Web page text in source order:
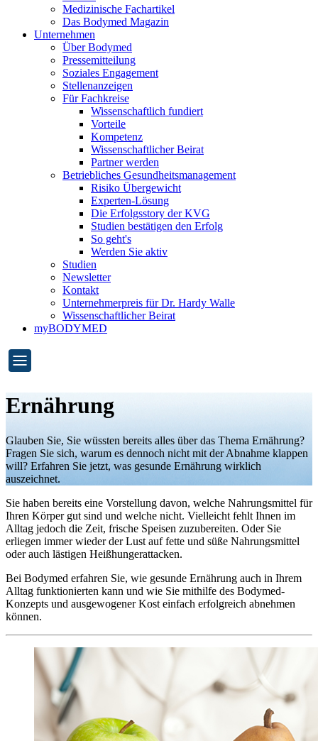
Medizinische Fachartikel
Das Bodymed Magazin
Unternehmen
Über Bodymed
Pressemitteilung
Soziales Engagement
Stellenanzeigen
Für Fachkreise
Wissenschaftlich fundiert
Vorteile
Kompetenz
Wissenschaftlicher Beirat
Partner werden
Betriebliches Gesundheitsmanagement
Risiko Übergewicht
Experten-Lösung
Die Erfolgsstory der KVG
Studien bestätigen den Erfolg
So geht's
Werden Sie aktiv
Studien
Newsletter
Kontakt
Unternehmerpreis für Dr. Hardy Walle
Wissenschaftlicher Beirat
myBODYMED
Ernährung
Glauben Sie, Sie wüssten bereits alles über das Thema Ernährung?
Fragen Sie sich, warum es dennoch nicht mit der Abnahme klappen
will? Erfahren Sie jetzt, was gesunde Ernährung wirklich
auszeichnet.
Sie haben bereits eine Vorstellung davon, welche Nahrungsmittel für
Ihren Körper gut sind und welche nicht. Vielleicht fehlt Ihnen im
Alltag jedoch die Zeit, frische Speisen zuzubereiten. Oder Sie
erliegen immer wieder der Lust auf fette und süße Nahrungsmittel
oder auch lästigen Heißhungerattacken.
Bei Bodymed erfahren Sie, wie gesunde Ernährung auch in Ihrem
Alltag funktionierten kann und wie Sie mithilfe des Bodymed-
Konzepts und ausgewogener Kost einfach erfolgreich abnehmen
können.